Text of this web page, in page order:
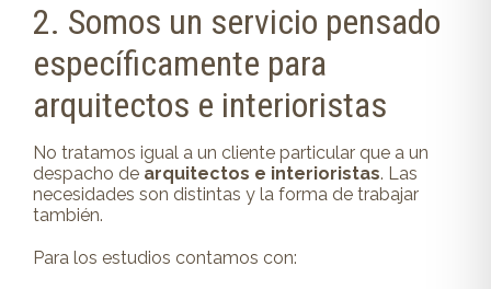
2. Somos un servicio pensado
específicamente para
arquitectos e interioristas
No tratamos igual a un cliente particular que a un
despacho de arquitectos e interioristas. Las
necesidades son distintas y la forma de trabajar
también.
Para los estudios contamos con: